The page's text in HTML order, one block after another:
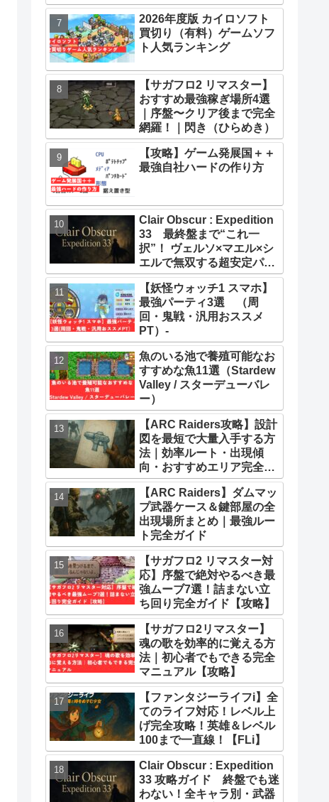
全キャラ万能ビルド徹底解
説
2026年度版 カイロソフト
買切り（有料）ゲームソフ
ト人気ランキング
【サガフロ2 リマスター】
おすすめ最強稼ぎ場所4選
｜序盤〜クリア後まで完全
網羅！｜閃き（ひらめき）
【攻略】ゲーム発展国＋＋
最強自社ハードの作り方
Clair Obscur : Expedition
33 最終盤まで“これ一
択”！ ヴェルソ×マエル×シ
エルで無双する超安定パー
ティー構築ガイド
【妖怪ウォッチ1 スマホ】
最強パーティ3選 （周
回・鬼戦・汎用おススメ
PT）-
魚のいる池で養殖可能なお
すすめな魚11選（Stardew
Valley / スターデューバレ
ー）
【ARC Raiders攻略】設計
図を最短で大量入手する方
法｜効率ルート・出現傾
向・おすすめエリア完全ま
とめ
【ARC Raiders】ダムマッ
プ武器ケース＆鍵部屋の全
出現場所まとめ｜最強ルー
ト完全ガイド
【サガフロ2 リマスター対
応】序盤で絶対やるべき最
強ムーブ7選！詰まない立
ち回り完全ガイド【攻略】
【サガフロ2リマスター】
魂の歌を効率的に覚える方
法｜初心者でもできる完全
マニュアル【攻略】
【ファンタジーライフi】全
てのライフ対応！レベル上
げ完全攻略！英雄＆レベル
100まで一直線！【FLi】
Clair Obscur : Expedition
33 攻略ガイド 終盤でも迷
わない！全キャラ別・武器